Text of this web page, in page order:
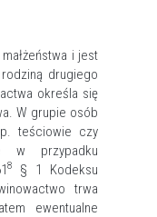
i jest
drugiego
określa się
W grupie osób
teściowie czy
w przypadku
8
§ 1 Kodeksu
trwa
ewentualne